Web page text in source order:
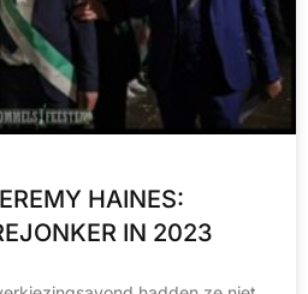
HAINES:
IN 2023